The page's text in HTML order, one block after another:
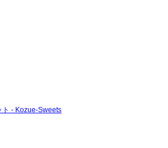
ト - Kozue-Sweets